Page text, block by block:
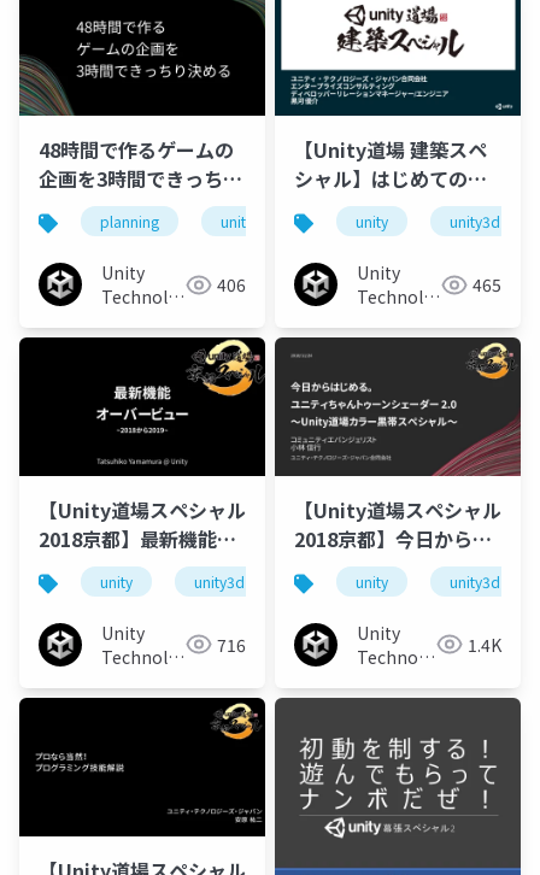
48時間で作るゲームの
企画を3時間できっちり
決めるplanning unity unity3d
Unity
Technologies 406
【Unity道場 建築スペ
シャル】はじめての
Unity unity unity3d
Unity
Technologies 465
【Unity道場スペシャル
2018京都】最新機能オ
ーバービュー ~2018か
ら2019~
unity unity3d unitydojo
Unity
Technologies 716
【Unity道場スペシャル
2018京都】今日からは
じめる。ユニティちゃ
んトゥーンシェーダー
2.0〜Unity道場カラー
黒帯スペシャル〜
unity unity3d
Unity
Technologies 1.4K